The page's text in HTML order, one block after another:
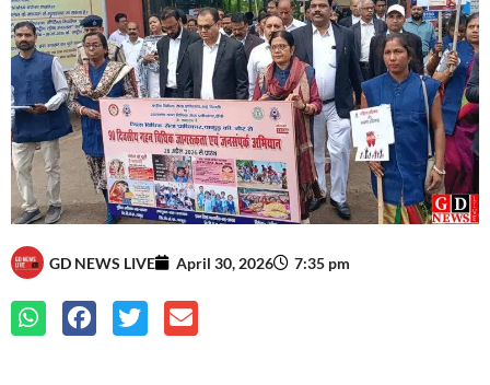
GD NEWS LIVE April 30, 2026 7:35 pm